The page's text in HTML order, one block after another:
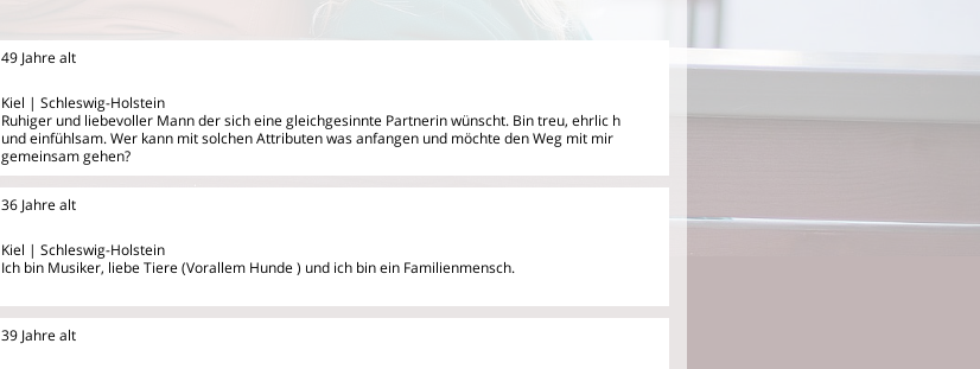
49 Jahre alt
Kiel | Schleswig-Holstein
Ruhiger und liebevoller Mann der sich eine gleichgesinnte Partnerin wünscht. Bin treu, ehrlic h
und einfühlsam. Wer kann mit solchen Attributen was anfangen und möchte den Weg mit mir
gemeinsam gehen?
36 Jahre alt
Kiel | Schleswig-Holstein
Ich bin Musiker, liebe Tiere (Vorallem Hunde ) und ich bin ein Familienmensch.
39 Jahre alt